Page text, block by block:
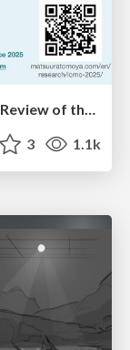
Hiding What from Whom? A Critical Review of the History of Programming languages for Music
3 1.1k